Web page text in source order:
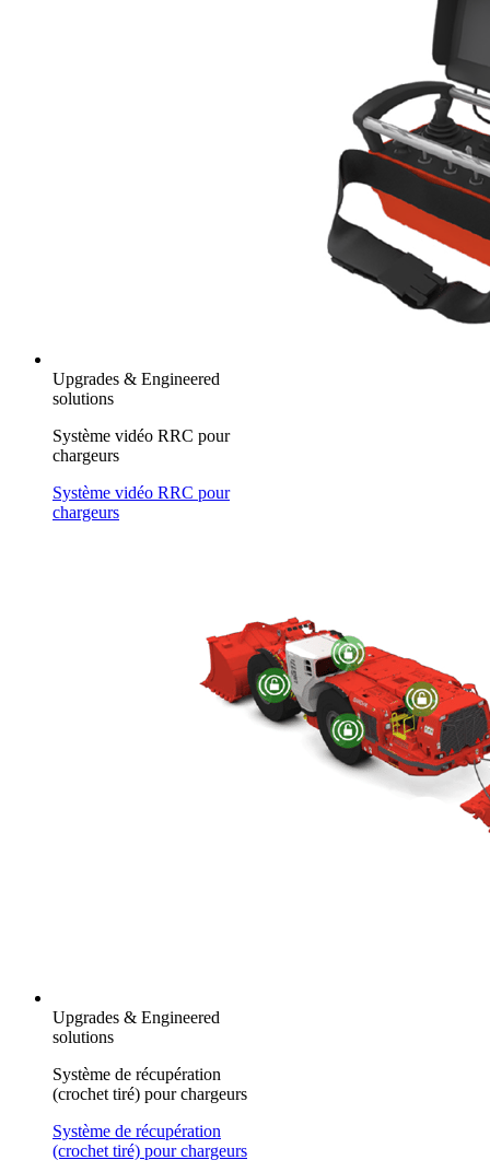
Upgrades & Engineered
solutions
Système vidéo RRC pour
chargeurs
Système vidéo RRC pour
chargeurs
Upgrades & Engineered
solutions
Système de récupération
(crochet tiré) pour chargeurs
Système de récupération
(crochet tiré) pour chargeurs